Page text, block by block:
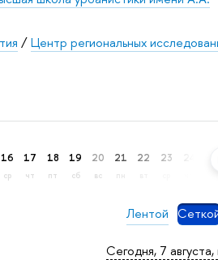
/Центр региональных
16
ср
17
чт
18
пт
19
сб
20
вс
21
пн
22 23
Лентой
Сегодня, 7 августа,